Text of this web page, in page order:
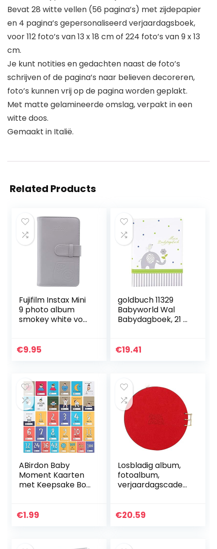
Bevat 28 witte vellen (56 pagina’s) met zijdepapier
en 4 pagina’s gepersonaliseerd verjaardagsboek,
voor 112 foto’s van 13 x 18 cm of 224 foto’s van 9 x 13
cm.
Je kunt notities en gedachten naast de foto’s
schrijven of de pagina’s naar believen decoreren,
foto’s kunnen vrij op de pagina worden geplakt.
Met matte gelamineerde omslag, verpakt in een
witte doos.
Gemaakt in Italië.
Related Products
Fujifilm Instax Mini
9 photo album
smokey white voor
€9.95
goldbuch 11329
Babyworld Wal
Babydagboek, 21 x
pasgeborenen,
€19.41
ABirdon Baby
Moment Kaarten
met Keepsake Box,
Kaarten, Landmark
€1.99
Losbladig album,
fotoalbum,
verjaardagscadea
het-zelfproductie
€20.59